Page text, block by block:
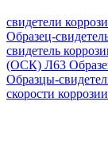
свидетели
Образец-
свидетель
(ОСК) Л63
Образцы-
скорости коррозии